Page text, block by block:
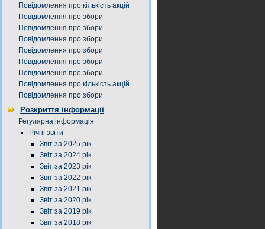
Повідомлення про кількість акцій
Повідомлення про збори
Повідомлення про збори
Повідомлення про збори
Повідомлення про збори
Повідомлення про збори
Повідомлення про збори
Повідомлення про кількість акцій
Повідомлення про збори
Розкриття інформації
Регулярна інформація
Річні звіти
Звіт за 2025 рік
Звіт за 2024 рік
Звіт за 2023 рік
Звіт за 2022 рік
Звіт за 2021 рік
Звіт за 2020 рік
Звіт за 2019 рік
Звіт за 2018 рік